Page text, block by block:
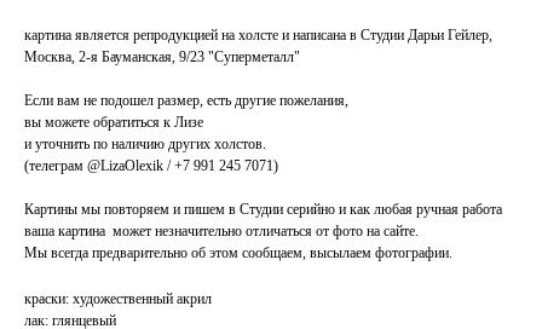
картина является репродукцией на холсте и написана в Студии Дарьи Гейлер,
Москва, 2-я Бауманская, 9/23 "Суперметалл"
Если вам не подошел размер, есть другие пожелания,
вы можете обратиться к Лизе
и уточнить по наличию других холстов.
(телеграм @LizaOlexik / +7 991 245 7071)
Картины мы повторяем и пишем в Студии серийно и как любая ручная работа
ваша картина может незначительно отличаться от фото на сайте.
Мы всегда предварительно об этом сообщаем, высылаем фотографии.
краски: художественный акрил
лак: глянцевый